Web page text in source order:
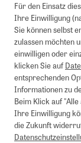
Für den Einsatz
Ihre Einwilligung
Sie können selbst
zulassen möchten
einwilligen oder
klicken Sie auf
entsprechenden
Informationen zu
Beim Klick auf
Ihre Einwilligung
die Zukunft